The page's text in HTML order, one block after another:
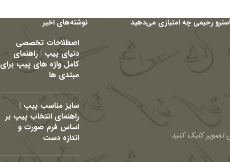
رحیمی چه امتیازی می‌دهید
تصویر کلیک کنید
نوشته‌های اخیر
اصطلاحات تخصصی
دنیای پیپ | راهنمای
کامل واژه های پیپ برای
مبتدی ها
سایز مناسب پیپ |
راهنمای انتخاب پیپ بر
اساس فرم صورت و
اندازه دست